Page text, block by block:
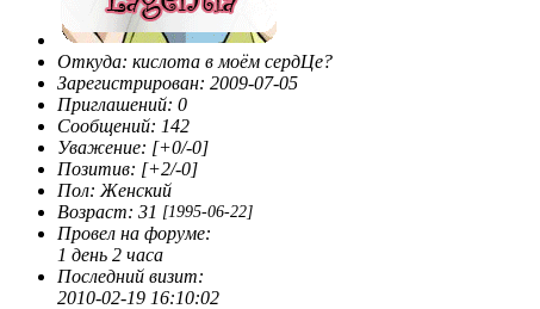
Откуда: кислота в моём сердЦе?
Зарегистрирован: 2009-07-05
Приглашений: 0
Сообщений: 142
Уважение: [+0/-0]
Позитив: [+2/-0]
Пол: Женский
Возраст: 31 [1995-06-22]
Провел на форуме:
1 день 2 часа
Последний визит:
2010-02-19 16:10:02